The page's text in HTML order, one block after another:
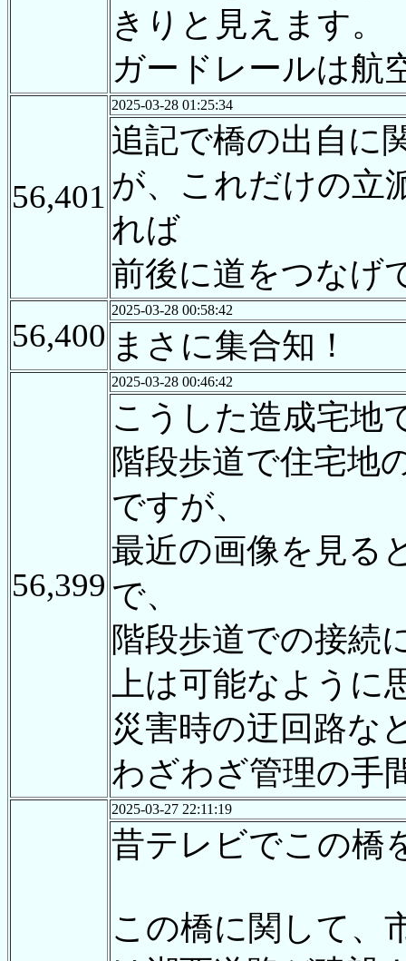
きりと見えます。
ガードレールは航
56,401
2025-03-28 01:25:34
追記で橋の出自に
が、これだけの立
れば
前後に道をつなげ
56,400
2025-03-28 00:58:42
まさに集合知！
56,399
2025-03-28 00:46:42
こうした造成宅地
階段歩道で住宅地
ですが、
最近の画像を見る
で、
階段歩道での接続
上は可能なように
災害時の迂回路な
わざわざ管理の手
2025-03-27 22:11:19
昔テレビでこの橋
この橋に関して、